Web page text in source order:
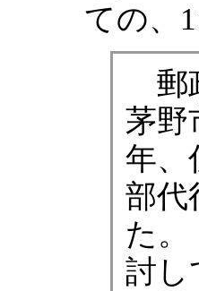
ての、
郵
茅野
年、
部代
た。
討し